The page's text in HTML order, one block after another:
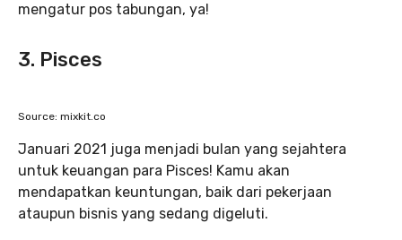
mengatur pos tabungan, ya!
3. Pisces
Source: mixkit.co
Januari 2021 juga menjadi bulan yang sejahtera
untuk keuangan para Pisces! Kamu akan
mendapatkan keuntungan, baik dari pekerjaan
ataupun bisnis yang sedang digeluti.